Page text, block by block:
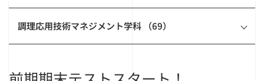
調理応用技術マネジメント学科 （69）